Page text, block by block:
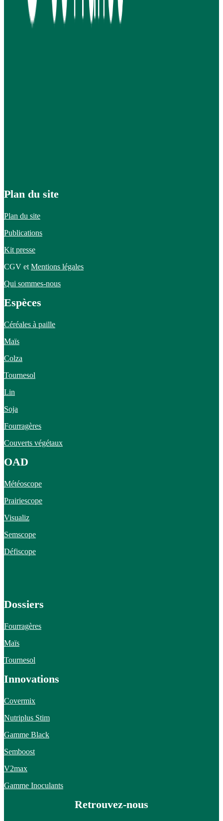
Plan du site
Plan du site
Publications
Kit presse
CGV et Mentions légales
Qui sommes-nous
Espèces
Céréales à paille
Maïs
Colza
Tournesol
Lin
Soja
Fourragères
Couverts végétaux
OAD
Météoscope
Prairiescope
Visualiz
Semscope
Défiscope
Dossiers
Fourragères
Maïs
Tournesol
Innovations
Covermix
Nutriplus Stim
Gamme Black
Semboost
V2max
Gamme Inoculants
Retrouvez-nous